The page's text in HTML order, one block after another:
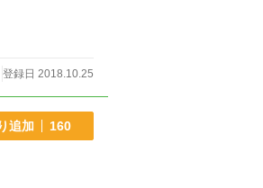
登録日 2018.10.25
追加 160